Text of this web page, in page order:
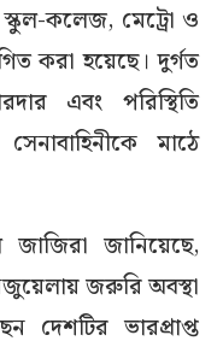
স্কুল-কলেজ, মেট্রো ও
করা হয়েছে। দুর্গত
এবং পরিস্থিতি
মাঠে
জাজিরা জানিয়েছে,
জরুরি অবস্থা
দেশটির ভারপ্রাপ্ত